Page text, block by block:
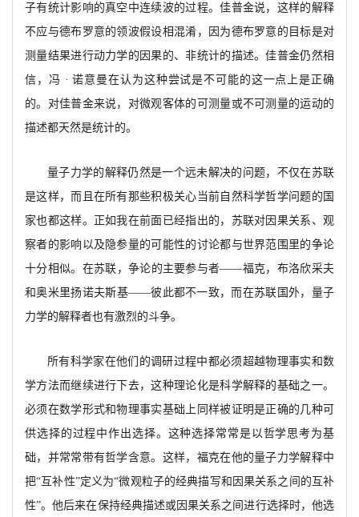
子有统计影响的真空中连续波的过程。佳普金说，这样的解释
不应与德布罗意的领波假设相混淆，因为德布罗意的目标是对
测量结果进行动力学的因果的、非统计的描述。佳普金仍然相
信，冯 · 诺意曼在认为这种尝试是不可能的这一点上是正确
的。对佳普金来说，对微观客体的可测量或不可测量的运动的
描述都天然是统计的。
量子力学的解释仍然是一个远未解决的问题，不仅在苏联
是这样， 而且在所有那些积极关心当前自然科学哲学问题的国
家也都这样。正如我在前面 已经指出的， 苏联对因果关系、观
察者的影响以及隐参量的可能性的讨论都与世界范围里的争论
十分相似。在苏联， 争论的主要参与者——福克，布洛欣采夫
和奥米里扬诺夫斯基——彼此都不一致，而在苏联国外，量子
力学的解释者也有激烈的斗争。
所有科学家在他们的调研过程中都必须超越物理事实和数
学方法而继续进行下去，这种理论化是科学解释的基础之一。
必须在数学形式和物理事实基础上同样被证明是正确的几种可
供选择的过程中作出选择。 这种选择常常是以哲学思考为基
础，并常常带有哲学含意。这样，福克在他的量子力学解释中
把“互补性”定义为“微观粒子的经典描写和因果关系之间的互补
性”。他后来在保持经典描述或因果关系之间进行选择时，他选